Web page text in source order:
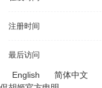
注册时间
最后访问
English 简体中文